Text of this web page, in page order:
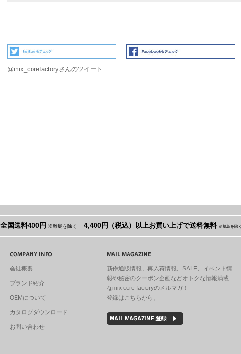
@mix_corefactoryさんのツイート
全国送料400円 ※離島を除く 4,400円（税込）以上お買い上げで送料無料 ※離島を除く
会社概要
ブランド紹介
OEMについて
カタログダウンロード
お問い合わせ
新作通販情報、再入荷情報、SALE、イベント情
報や秘密のクーポン企画などオトクな情報満載
なmix core factoryのメルマガ！
登録はこちらから。